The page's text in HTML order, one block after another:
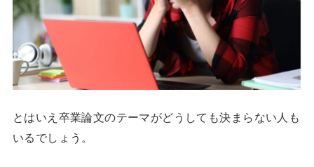
とはいえ卒業論文のテーマがどうしても決まらない人も
いるでしょう。